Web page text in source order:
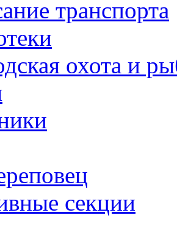
транспорта
охота и
секции